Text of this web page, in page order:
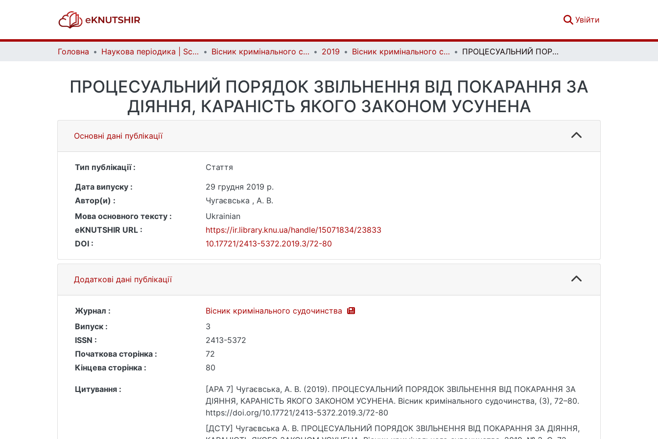
Увійти
Головна Наукова періодика | Scientific periodicals Вісник кримінального судочинства | Herald of criminal justice 2019 Вісник кримінального судочинства. № 3 ПРОЦЕСУАЛЬНИЙ ПОРЯДОК ЗВІЛЬНЕННЯ ВІД ПОКАРАННЯ ЗА ДІЯННЯ, КАРАНІСТЬ ЯКОГО ЗАКОНОМ УСУНЕНА
ПРОЦЕСУАЛЬНИЙ ПОРЯДОК ЗВІЛЬНЕННЯ ВІД ПОКАРАННЯ ЗА
ДІЯННЯ, КАРАНІСТЬ ЯКОГО ЗАКОНОМ УСУНЕНА
Основні дані публікації
Тип публікації :
Стаття
Дата випуску :
29 грудня 2019 р.
Автор(и) :
Чугаєвська , А. В.
Мова основного тексту :
Ukrainian
eKNUTSHIR URL :
https://ir.library.knu.ua/handle/15071834/23833
DOI :
10.17721/2413-5372.2019.3/72-80
Додаткові дані публікації
Журнал :
Вісник кримінального судочинства
Випуск :
3
ISSN :
2413-5372
Початкова сторінка :
72
Кінцева сторінка :
80
Цитування :
[APA 7] Чугаєвська, А. В. (2019). ПРОЦЕСУАЛЬНИЙ ПОРЯДОК ЗВІЛЬНЕННЯ ВІД ПОКАРАННЯ ЗА
ДІЯННЯ, КАРАНІСТЬ ЯКОГО ЗАКОНОМ УСУНЕНА. Вісник кримінального судочинства, (3), 72–80.
https://doi.org/10.17721/2413-5372.2019.3/72-80
[ДСТУ] Чугаєвська А. В. ПРОЦЕСУАЛЬНИЙ ПОРЯДОК ЗВІЛЬНЕННЯ ВІД ПОКАРАННЯ ЗА ДІЯННЯ,